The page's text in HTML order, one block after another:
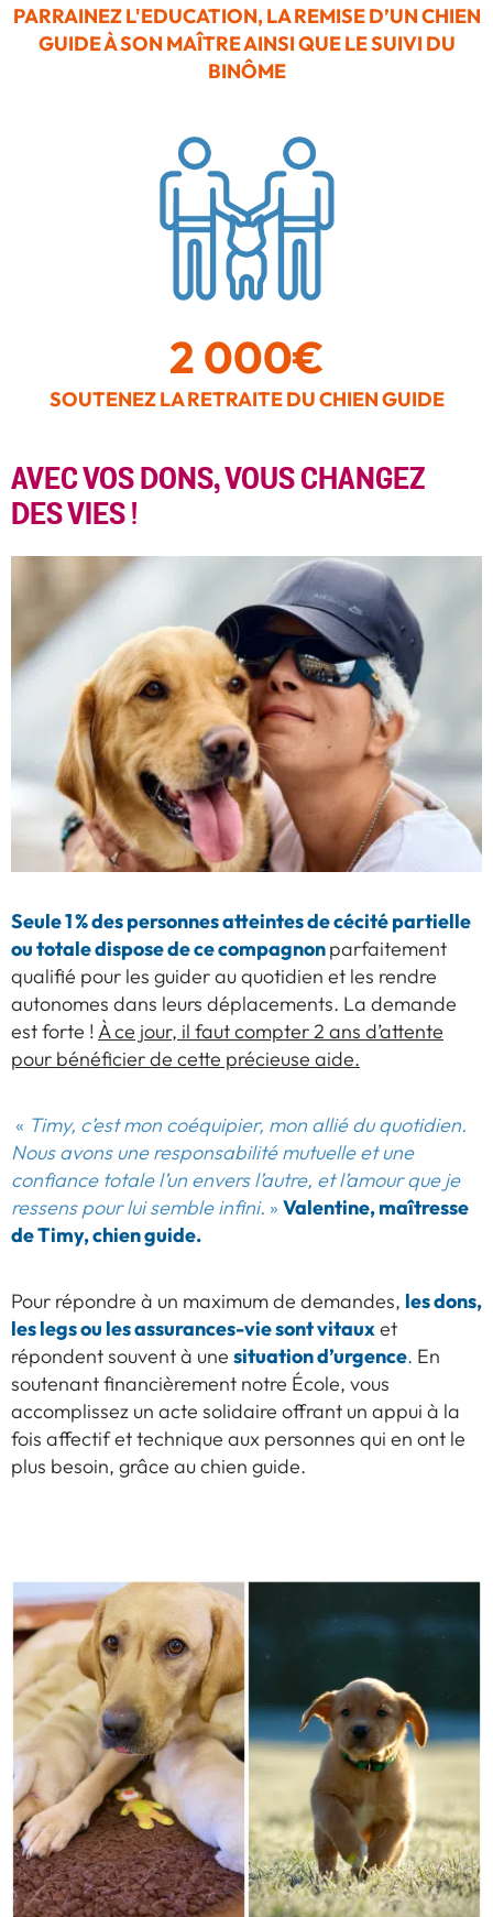
PARRAINEZ L'EDUCATION, LA REMISE D’UN CHIEN
GUIDE À SON MAÎTRE AINSI QUE LE SUIVI DU
BINÔME
2 000€
SOUTENEZ LA RETRAITE DU CHIEN GUIDE
AVEC VOS DONS, VOUS CHANGEZ
DES VIES !
Seule 1 % des personnes atteintes de cécité partielle
ou totale dispose de ce compagnonparfaitement
qualifié pour les guider au quotidien et les rendre
autonomes dans leurs déplacements. La demande
est forte !À ce jour, il faut compter 2 ans d’attente
pour bénéficier de cette précieuse aide.
« Timy, c’est mon coéquipier, mon allié du quotidien.
Nous avons une responsabilité mutuelle et une
confiance totale l’un envers l’autre, et l’amour que je
ressens pour lui semble infini. » Valentine, maîtresse
de Timy, chien guide.
Pour répondre à un maximum de demandes, les dons,
les legs ou les assurances-vie sont vitauxet
répondent souvent à une situation d’urgence. En
soutenant financièrement notre École, vous
accomplissez un acte solidaire offrant un appui à la
fois affectif et technique aux personnes qui en ont le
plus besoin, grâce au chien guide.